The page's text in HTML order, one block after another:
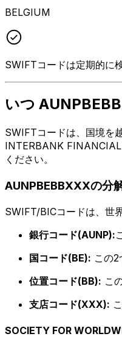
BELGIUM
SWIFTコードは定期的に
いつ
SWIFTコードは、国境を
INTERBANK FINANCIAL
ください。
AUNPBEBBXXXの分
SWIFT/BICコードは、世
銀行コード(AUNP):
国コード(BE): この2
位置コード(BB): こ
支店コード(XXX):
SOCIETY FOR